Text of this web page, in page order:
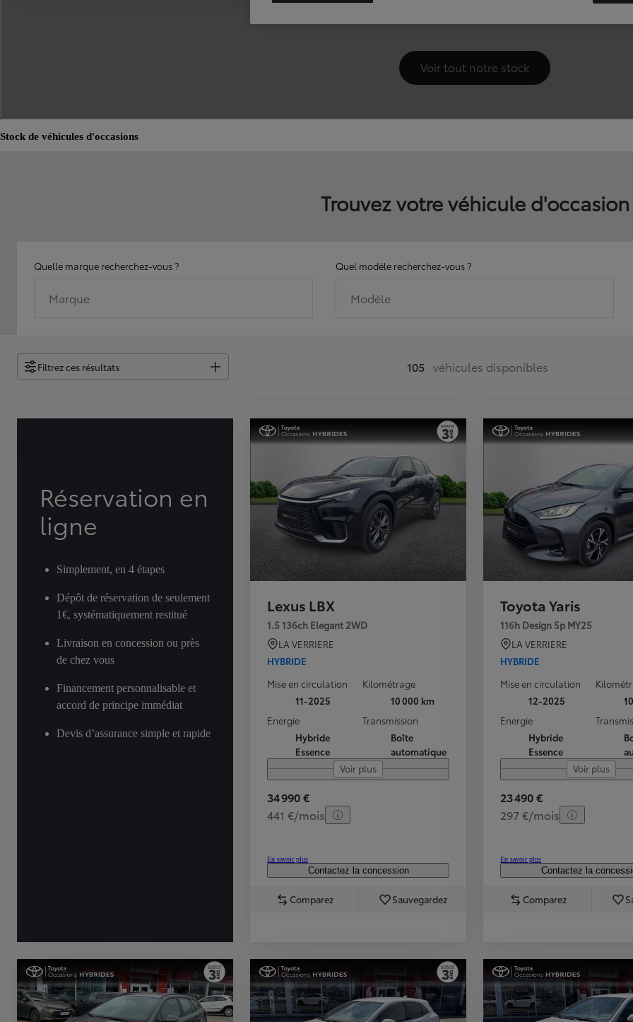
Stock de véhicules d'occasions
Trouvez votre véhicule d'occasion
Quelle marque recherchez-vous ?
Marque
Quel modèle recherchez-vous ?
Modèle
Filtrez ces résultats 105 véhicules disponibles
Réservation en
ligne
Simplement, en 4 étapes
Dépôt de réservation de seulement
1€, systématiquement restitué
Livraison en concession ou près
de chez vous
Financement personnalisable et
accord de principe immédiat
Devis d’assurance simple et rapide
Lexus LBX
1.5 136ch Elegant 2WD
LA VERRIERE
HYBRIDE
Mise en circulation
11-2025
Kilométrage
10 000 km
Energie
Hybride
Essence
Transmission
Boîte
automatique
Voir plus
34 990 €
441 €/mois
En savoir plus
Contactez la concession
Comparez Sauvegardez
Toyota Yaris
116h Design 5p MY25
LA VERRIERE
HYBRIDE
Mise en circulation
12-2025
Energie
Hybride
Essence
Voir plus
23 490 €
297 €/mois
En savoir plus
Contactez la
Comparez